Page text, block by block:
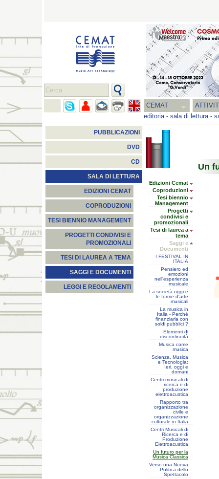
CEMAT
editoria- sala di lettura-
PUBBLICAZIONI
DVD
CD
SALA DI LETTURA
EDIZIONI CEMAT
COPRODUZIONI
TESI BIENNIO MANAGEMENT
PROGETTI CONDIVISI E
PROMOZIONALI
TESI DI LAUREA A TEMA
SAGGI E DOCUMENTI
LEGGI E REGOLAMENTI
Edizioni Cemat
Coproduzioni
Tesi biennio
Management
Progetti
condivisi e
promozionali
Tesi di laurea a
tema
Saggi e
Documenti
I FESTIVAL IN
ITALIA
Pensiero ed
emozioni
nell'esperienza
musicale
La società oggi e
le forme d'arte
musicali
La musica in
Italia - Perchè
finanziarla con
soldi pubblici ?
Elementi di
discontinuità
Musica come
musica
Scienza, Musica
e Tecnologia:
Ieri, oggi e
domani
Centri musicali di
ricerca e di
produzione
elettroacustica
Rapporto tra
organizzazione
civile e
organizzazione
culturale in Italia
Centri Musicali di
Ricerca e di
Produzione
Elettroacustica
Un futuro per la
Musica Classica
Verso una Nuova
Politica dello
Spettacolo
Un